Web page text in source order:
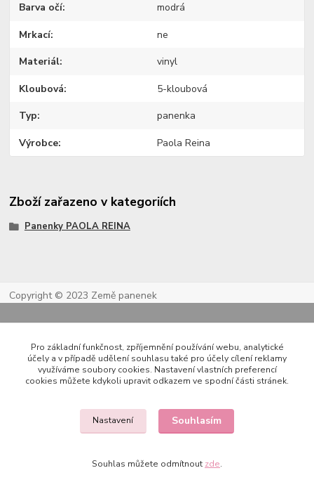
Barva očí modrá
Mrkací ne
Materiál vinyl
Kloubová 5-kloubová
Typ panenka
Výrobce Paola Reina
Zboží zařazeno v kategoriích
Panenky PAOLA REINA
Copyright © 2023 Země panenek
Pro základní funkčnost, zpříjemnění používání webu, analytické
účely a v případě udělení souhlasu také pro účely cílení reklamy
využíváme soubory cookies. Nastavení vlastních preferencí
cookies můžete kdykoli upravit odkazem ve spodní části stránek.
Nastavení Souhlasím
Souhlas můžete odmítnout zde.